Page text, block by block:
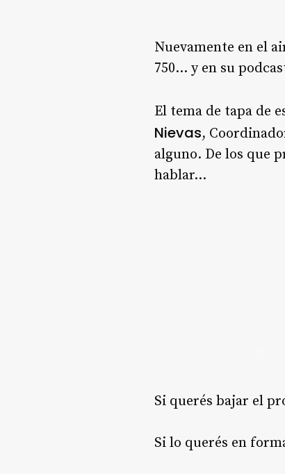
Nuevamente en el
750… y en su
El tema de tapa de
Nievas,
alguno. De los que
hablar…
Si querés bajar el
Si lo querés en